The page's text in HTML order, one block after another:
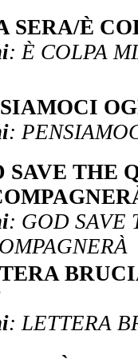
SERA/È
: È COLPA
:
SAVE THE
: GOD SAVE
: LETTERA